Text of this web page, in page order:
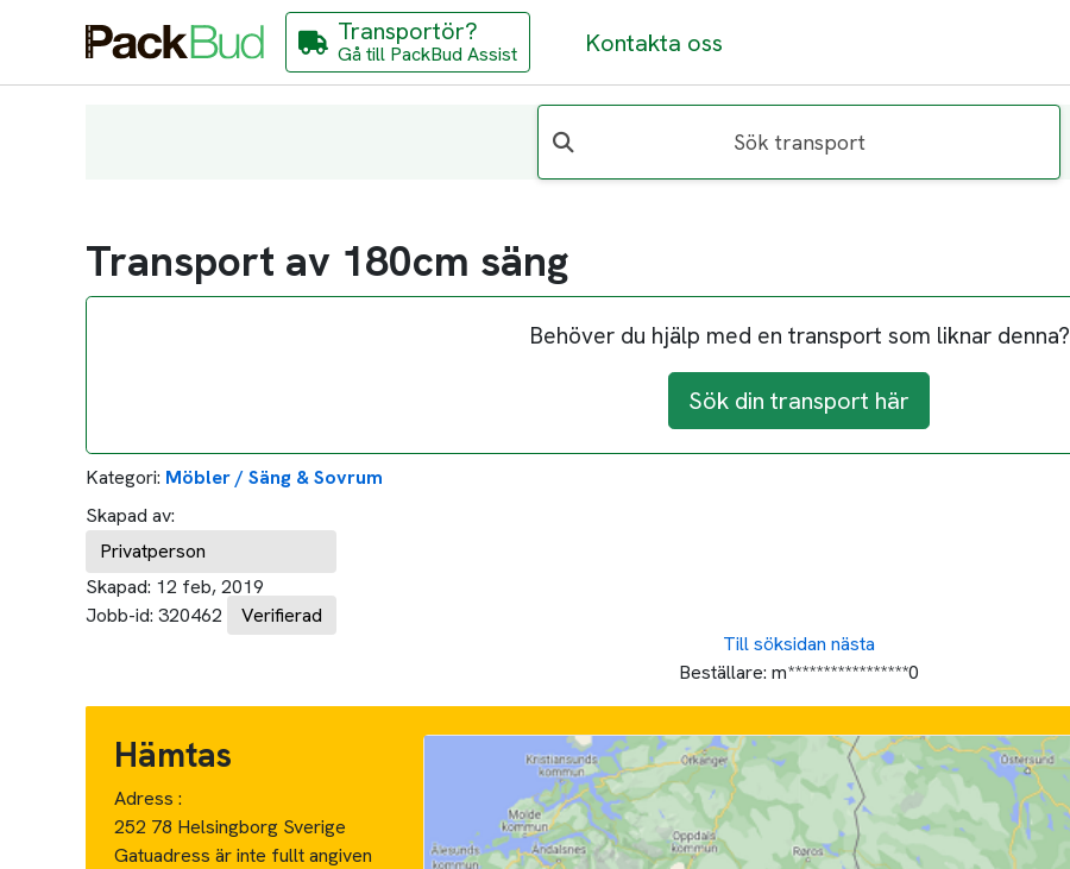
Transportör?
Gå till PackBud Assist Kontakta oss
Sök transport
Transport av 180cm säng
Behöver du hjälp med en transport som liknar denna?
Sök din transport här
Kategori: Möbler / Säng & Sovrum
Skapad av:
Privatperson
Skapad: 12 feb, 2019
Jobb-id: 320462 Verifierad
Till söksidan nästa
Beställare: m*****************0
Hämtas
Adress :
252 78 Helsingborg Sverige
Gatuadress är inte fullt angiven